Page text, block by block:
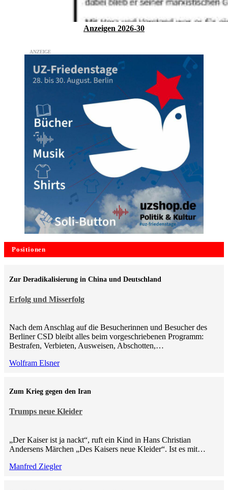
Anzeigen 2026-30
Positionen
Erfolg und Misserfolg
Zur Deradikalisierung in China und Deutschland
Nach dem Anschlag auf die Besucherinnen und Besucher des
Berliner CSD bleibt alles beim vorgeschriebenen Programm:
Bestrafen, Verbieten, Ausweisen, Abschotten,…
Wolfram Elsner
Trumps neue Kleider
Zum Krieg gegen den Iran
„Der Kaiser ist ja nackt“, ruft ein Kind in Hans Christian
Andersens Märchen „Des Kaisers neue Kleider“. Ist es mit…
Manfred Ziegler